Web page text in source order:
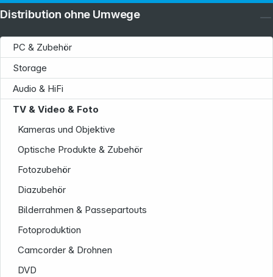
PC & Zubehör
Storage
Audio & HiFi
TV & Video & Foto
Kameras und Objektive
Optische Produkte & Zubehör
Fotozubehör
Diazubehör
Bilderrahmen & Passepartouts
Fotoproduktion
Camcorder & Drohnen
DVD
Distribution ohne Umwege